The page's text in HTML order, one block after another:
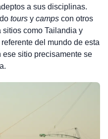
a sus disciplinas.
toursy campscon otros
como Tailandia y
del mundo de esta
ese sitio precisamente se